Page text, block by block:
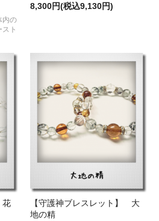
内の
ト
8,300円(税込9,130円)
花
【守護神ブレスレット】 大
地の精